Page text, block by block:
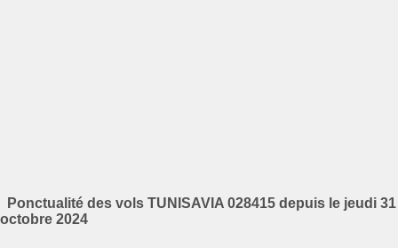
Ponctualité des vols TUNISAVIA 028415 depuis le jeudi 31
octobre 2024